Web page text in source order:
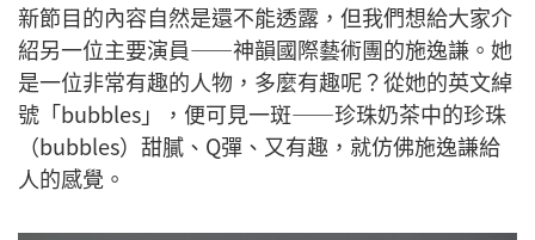
新節目的內容自然是還不能透露，但我們想給大家介
紹另一位主要演員——神韻國際藝術團的施逸謙。她
是一位非常有趣的人物，多麼有趣呢？從她的英文綽
號「bubbles」，便可見一斑——珍珠奶茶中的珍珠
（bubbles）甜膩、Q彈、又有趣，就仿佛施逸謙給
人的感覺。